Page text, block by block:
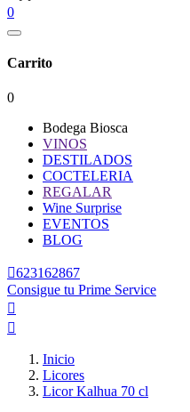
0
Carrito
0
Bodega Biosca
VINOS
DESTILADOS
COCTELERIA
REGALAR
Wine Surprise
EVENTOS
BLOG
623162867
Consigue tu Prime Service


Inicio
Licores
Licor Kalhua 70 cl